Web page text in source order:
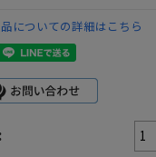
についての詳細はこちら